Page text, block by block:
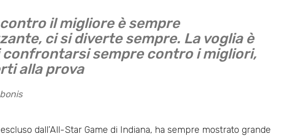
il migliore è sempre
ci si diverte sempre. La voglia è
confrontarsi sempre contro i migliori,
alla prova
dall’All-Star Game di Indiana, ha sempre mostrato grande